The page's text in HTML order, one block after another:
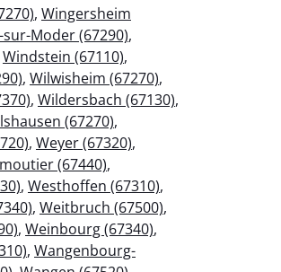
, Wingersheim
Moder (67290),
Windstein (67110),
, Wilwisheim (67270),
, Wildersbach (67130),
(67270),
, Weyer (67320),
(67440),
, Westhoffen (67310),
, Weitbruch (67500),
, Weinbourg (67340),
, Wangenbourg-